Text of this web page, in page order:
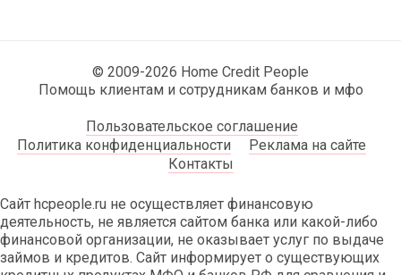
© 2009-2026 Home Credit People
Помощь клиентам и сотрудникам банков и мфо
Пользовательское соглашение
Политика конфиденциальности
Реклама на сайте
Контакты
Сайт hcpeople.ru не осуществляет финансовую
деятельность, не является сайтом банка или какой-либо
финансовой организации, не оказывает услуг по выдаче
займов и кредитов. Сайт информирует о существующих